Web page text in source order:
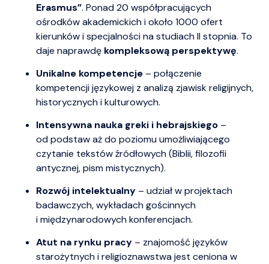
Erasmus”. Ponad 20 współpracujących
ośrodków akademickich i około 1000 ofert
kierunków i specjalności na studiach II stopnia. To
daje naprawdę kompleksową perspektywę.
Unikalne kompetencje – połączenie
kompetencji językowej z analizą zjawisk religijnych,
historycznych i kulturowych.
Intensywna nauka greki i hebrajskiego –
od podstaw aż do poziomu umożliwiającego
czytanie tekstów źródłowych (Biblii, filozofii
antycznej, pism mistycznych).
Rozwój intelektualny – udział w projektach
badawczych, wykładach gościnnych
i międzynarodowych konferencjach.
Atut na rynku pracy – znajomość języków
starożytnych i religioznawstwa jest ceniona w